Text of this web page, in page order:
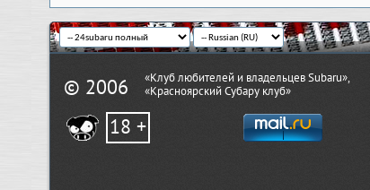
© 2006
«Клуб любителей и владельцев Subaru»,
«Красноярский Субару клуб»
18 +